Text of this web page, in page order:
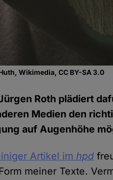
Wikimedia, CC BY-SA 3.0
Roth plädiert
Medien den
auf Augenhöhe
Artikel im hpd
meiner Texte.